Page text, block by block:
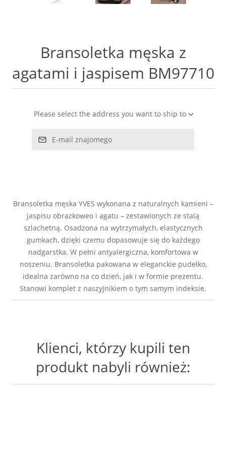
LABRADORYT
RODOCHROZYT
TURMALIN
Bransoletka męska z
agatami i jaspisem BM97710
Please select the address you want to ship to
E-mail znajomego
Bransoletka męska YVES wykonana z naturalnych kamieni –
jaspisu obrazkoweo i agatu – zestawionych ze stalą
szlachetną. Osadzona na wytrzymałych, elastycznych
gumkach, dzięki czemu dopasowuje się do każdego
nadgarstka. W pełni antyalergiczna, komfortowa w
noszeniu. Bransoletka pakowana w eleganckie pudełko,
idealna zarówno na co dzień, jak i w formie prezentu.
Stanowi komplet z naszyjnikiem o tym samym indeksie.
Klienci, którzy kupili ten
produkt nabyli również: